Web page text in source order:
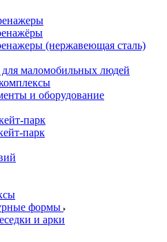
(нержавеющая сталь)
маломобильных людей
и оборудование
парк
парк
формы
и арки